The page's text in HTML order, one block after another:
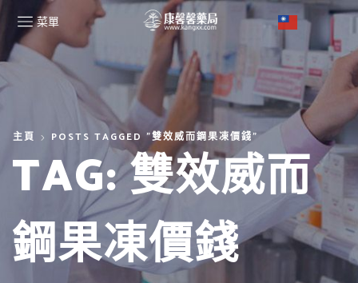
菜單
主頁 POSTS TAGGED "雙效威而鋼果凍價錢"
TAG: 雙效威而
鋼果凍價錢